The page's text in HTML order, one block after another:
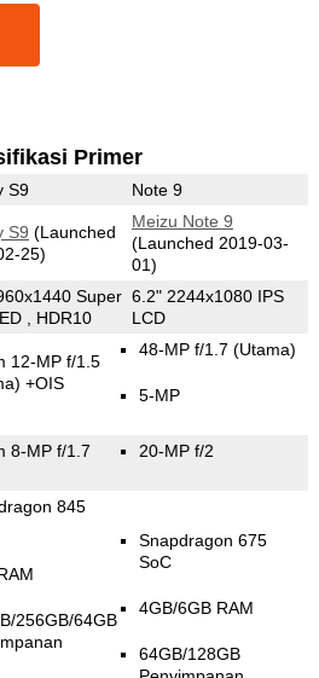
Primer
S9 Note 9
S9 (Launched
25)
Meizu Note 9
(Launched 2019-03-
01)
Super
, HDR10
6.2" 2244x1080 IPS
LCD
12-MP f/1.5
+OIS
48-MP f/1.7 (Utama)
5-MP
8-MP f/1.7 20-MP f/2
845
256GB/64GB
Snapdragon 675
SoC
4GB/6GB RAM
64GB/128GB